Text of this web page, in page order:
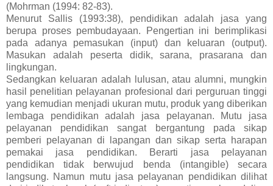
(Mohrman (1994: 82-83).
Menurut Sallis (1993:38), pendidikan adalah jasa yang
berupa proses pembudayaan. Pengertian ini berimplikasi
pada adanya pemasukan (input) dan keluaran (output).
Masukan adalah peserta didik, sarana, prasarana dan
lingkungan.
Sedangkan keluaran adalah lulusan, atau alumni, mungkin
hasil penelitian pelayanan profesional dari perguruan tinggi
yang kemudian menjadi ukuran mutu, produk yang diberikan
lembaga pendidikan adalah jasa pelayanan. Mutu jasa
pelayanan pendidikan sangat bergantung pada sikap
pemberi pelayanan di lapangan dan sikap serta harapan
pemakai jasa pendidikan. Berarti jasa pelayanan
pendidikan tidak berwujud benda (intangible) secara
langsung. Namun mutu jasa pelayanan pendidikan dilihat